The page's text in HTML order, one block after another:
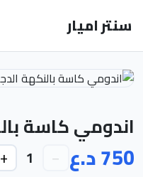
سنتر اميار
اندومي كاسة
750 د.ع −
1
+